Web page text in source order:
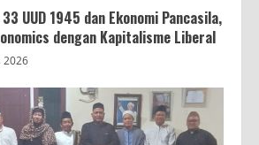
UUD 1945 dan Ekonomi Pancasila,
dengan Kapitalisme Liberal
2026